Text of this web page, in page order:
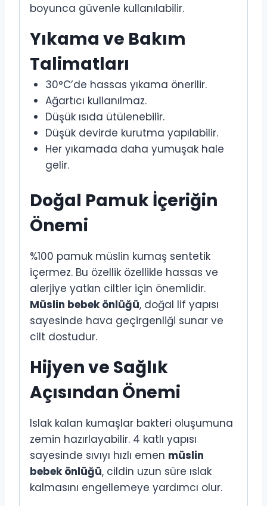
boyunca güvenle kullanılabilir.
Yıkama ve Bakım
Talimatları
30°C’de hassas yıkama önerilir.
Ağartıcı kullanılmaz.
Düşük ısıda ütülenebilir.
Düşük devirde kurutma yapılabilir.
Her yıkamada daha yumuşak hale
gelir.
Doğal Pamuk İçeriğin
Önemi
%100 pamuk müslin kumaş sentetik
içermez. Bu özellik özellikle hassas ve
alerjiye yatkın ciltler için önemlidir.
Müslin bebek önlüğü, doğal lif yapısı
sayesinde hava geçirgenliği sunar ve
cilt dostudur.
Hijyen ve Sağlık
Açısından Önemi
Islak kalan kumaşlar bakteri oluşumuna
zemin hazırlayabilir. 4 katlı yapısı
sayesinde sıvıyı hızlı emen müslin
bebek önlüğü, cildin uzun süre ıslak
kalmasını engellemeye yardımcı olur.